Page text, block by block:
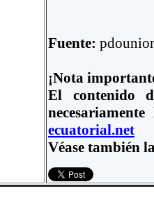
Fuente:
¡Nota
El contenido
ecuatorial.net
Véase también